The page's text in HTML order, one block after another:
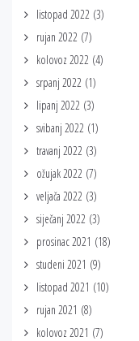
listopad 2022 (3)
rujan 2022 (7)
kolovoz 2022 (4)
srpanj 2022 (1)
lipanj 2022 (3)
svibanj 2022 (1)
travanj 2022 (3)
ožujak 2022 (7)
veljača 2022 (3)
siječanj 2022 (3)
prosinac 2021 (18)
studeni 2021 (9)
listopad 2021 (10)
rujan 2021 (8)
kolovoz 2021 (7)